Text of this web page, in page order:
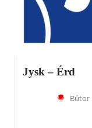
Jysk – Érd
Bútor